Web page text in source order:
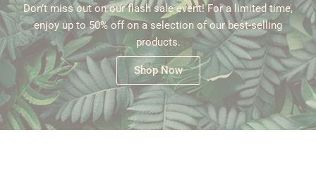
Don’t miss out on our flash sale event! For a limited time,
enjoy up to 50% off on a selection of our best-selling
products.
Shop Now